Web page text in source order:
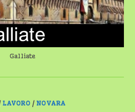
Galliate
LAVORO /NOVARA